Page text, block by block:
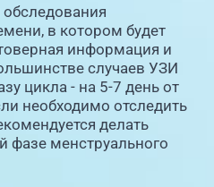
обследования
в котором будет
информация и
случаев УЗИ
цикла - на 5-7 день от
необходимо отследить
делать
фазе менструального